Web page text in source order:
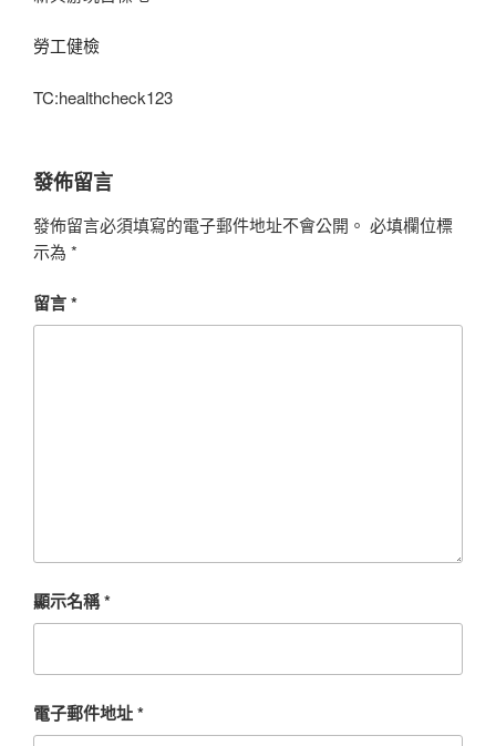
勞工健檢
TC:healthcheck123
發佈留言
發佈留言必須填寫的電子郵件地址不會公開。 必填欄位標
示為 *
留言*
顯示名稱*
電子郵件地址*